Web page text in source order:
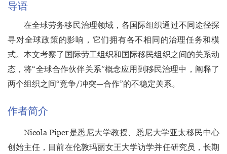
导语
在全球劳务移民治理领域，各国际组织通过不同途径探
寻对全球政策的影响，它们拥有各不相同的治理任务和模
式。本文考察了国际劳工组织和国际移民组织之间的关系动
态，将“全球合作伙伴关系”概念应用到移民治理中，阐释了
两个组织之间“竞争/冲突—合作”的不稳定关系。
作者简介
Nicola Piper是悉尼大学教授、悉尼大学亚太移民中心
创始主任，目前在伦敦玛丽女王大学访学并任研究员，长期